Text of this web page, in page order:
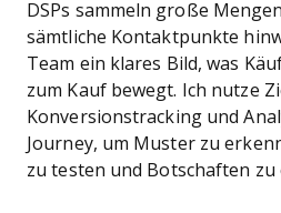
DSPs sammeln große
sämtliche Kontaktpunkte
Team ein klares Bild, was
zum Kauf bewegt. Ich nutze
Konversionstracking und
Journey, um Muster zu
zu testen und Botschaften zu